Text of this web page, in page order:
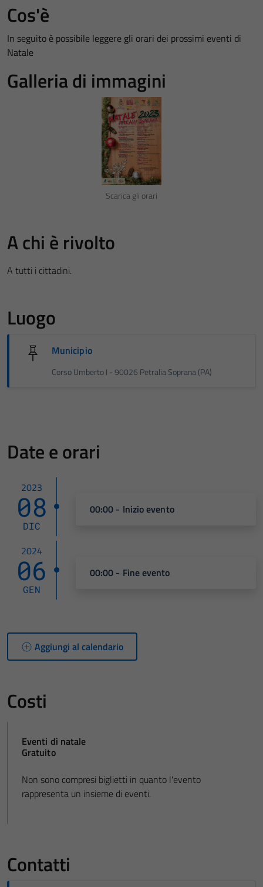
Cos'è
In seguito è possibile leggere gli orari dei prossimi eventi di
Natale
Galleria di immagini
Scarica gli orari
A chi è rivolto
A tutti i cittadini.
Luogo
Municipio
Corso Umberto I - 90026 Petralia Soprana (PA)
Date e orari
2023
08
DIC
00:00 - Inizio evento
2024
06
GEN
00:00 - Fine evento
Aggiungi al calendario
Costi
Eventi di natale
Gratuito
Non sono compresi biglietti in quanto l'evento
rappresenta un insieme di eventi.
Contatti